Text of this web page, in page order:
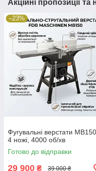
Акційні пропозиції та
–23%
Фугувальні верстати
4 ножі, 4000 об/хв
Готово до відправки
29 900 ₴ 39 000 ₴